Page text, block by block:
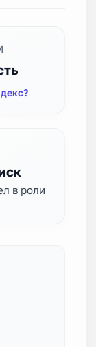
в роли